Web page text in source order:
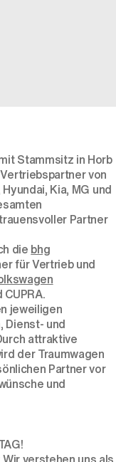
Stammsitz in Horb
von
Hyundai, Kia, MG und
Partner
die bhg
für Vertrieb und
CUPRA.
jeweiligen
Dienst- und
attraktive
der Traumwagen
Partner vor
und